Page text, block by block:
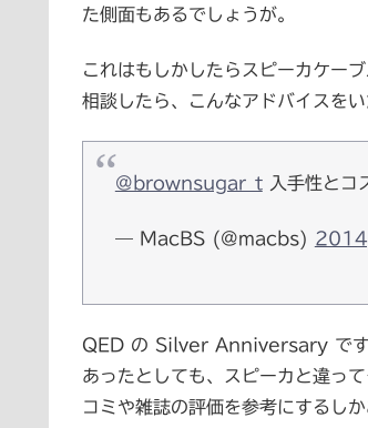
た側面もあるでしょうが。
これはもしかしたらスピーカケー
相談したら、こんなアドバイスをい
@brownsugar_t入手性とコ
— MacBS (@macbs)
QED の Silver Anniversary です
あったとしても、スピーカと違っ
コミや雑誌の評価を参考にするし